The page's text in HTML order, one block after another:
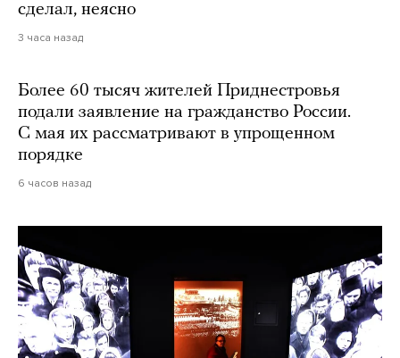
сделал, неясно
3 часа назад
Более 60 тысяч жителей Приднестровья
подали заявление на гражданство России.
С мая их рассматривают в упрощенном
порядке
6 часов назад